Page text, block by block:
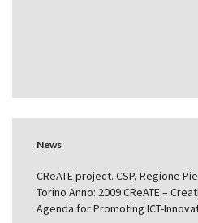
News
CReATE project. CSP, Regione
Torino Anno: 2009 CReATE –
Agenda for Promoting ICT-